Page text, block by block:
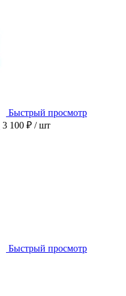
Быстрый просмотр
3 100 ₽ / шт
Быстрый просмотр